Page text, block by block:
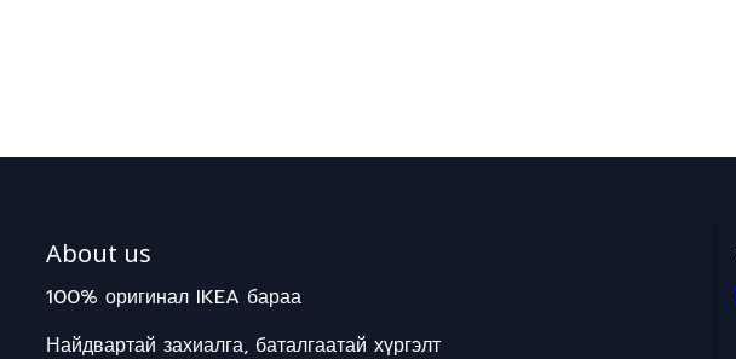
About us
100% оригинал IKEA бараа
Найдвартай захиалга, баталгаатай хүргэлт